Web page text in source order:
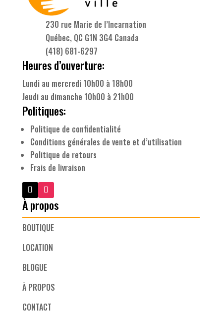
230 rue Marie de l’Incarnation
Québec, QC G1N 3G4 Canada
(418) 681-6297
Heures d’ouverture:
Lundi au mercredi 10h00 à 18h00
Jeudi au dimanche 10h00 à 21h00
Politiques:
Politique de confidentialité
Conditions générales de vente et d’utilisation
Politique de retours
Frais de livraison
À propos
BOUTIQUE
LOCATION
BLOGUE
À PROPOS
CONTACT